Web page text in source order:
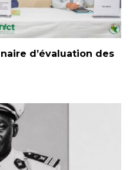
d’évaluation des